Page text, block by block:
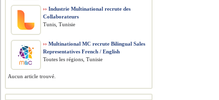
›› Industrie Multinational recrute des
Collaborateurs
Tunis, Tunisie
›› Multinational MC recrute Bilingual Sales
Representatives French / English
Toutes les régions, Tunisie
Aucun article trouvé.